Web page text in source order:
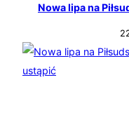
Nowa lipa na